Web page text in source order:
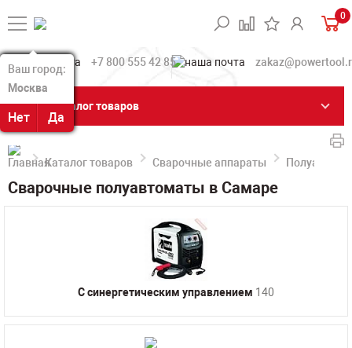
Ваш город:
Москва
Нет Да
Ваш город:
Москва
Нет Да
0
+7 800 555 42 85
Каталог товаров
Каталог товаров Сварочные аппараты
Сварочные полуавтоматы в Самаре
С синергетическим управлением 140